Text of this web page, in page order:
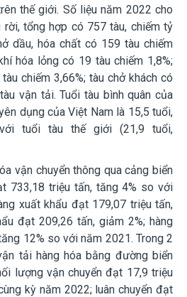
thế giới. Số liệu năm 2022 cho
tổng hợp có 757 tàu, chiếm tỷ
dầu, hóa chất có 159 tàu chiếm
hóa lỏng có 19 tàu chiếm 1,8%;
chiếm 3,66%; tàu chở khách có
vận tải. Tuổi tàu bình quân của
dụng của Việt Nam là 15,5 tuổi,
tuổi tàu thế giới (21,9 tuổi,
vận chuyển thông qua cảng biển
733,18 triệu tấn, tăng 4% so với
xuất khẩu đạt 179,07 triệu tấn,
đạt 209,26 tấn, giảm 2%; hàng
12% so với năm 2021. Trong 2
tải hàng hóa bằng đường biển
lượng vận chuyển đạt 17,9 triệu
kỳ năm 2022; luân chuyển đạt